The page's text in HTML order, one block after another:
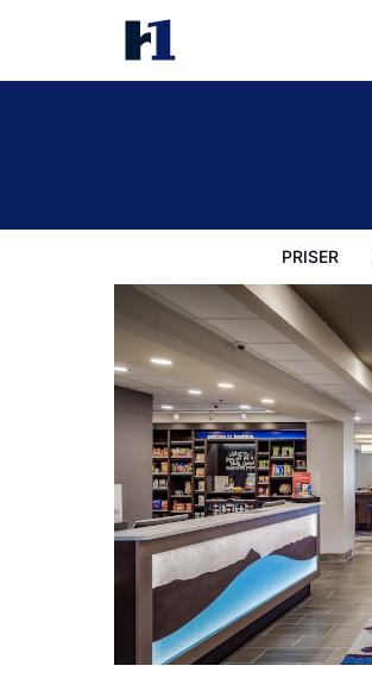
PRISER
Hampton Inn Lewiston, ID
Priser